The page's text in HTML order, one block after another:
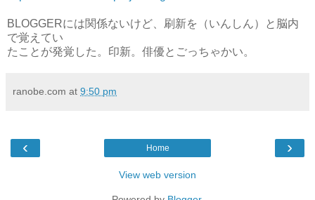
BLOGGERには関係ないけど、刷新を（いんしん）と脳内
で覚えてい
たことが発覚した。印新。俳優とごっちゃかい。
ranobe.com at 9:50 pm
‹ ›
Home
View web version